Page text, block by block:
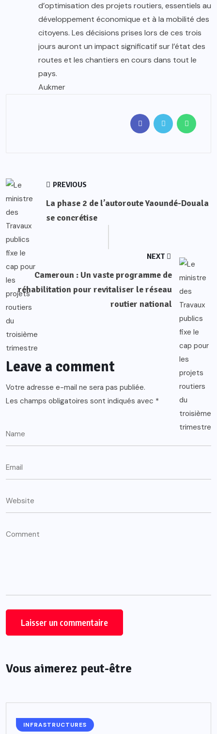
d’optimisation des projets routiers, essentiels au
développement économique et à la mobilité des
citoyens. Les décisions prises lors de ces trois
jours auront un impact significatif sur l’état des
routes et les chantiers en cours dans tout le
pays.
Aukmer
PREVIOUS
La phase 2 de l’autoroute Yaoundé-Douala
se concrétise
NEXT
Cameroun : Un vaste programme de
réhabilitation pour revitaliser le réseau
routier national
Leave a comment
Votre adresse e-mail ne sera pas publiée.
Les champs obligatoires sont indiqués avec *
Vous aimerez peut-être
INFRASTRUCTURES